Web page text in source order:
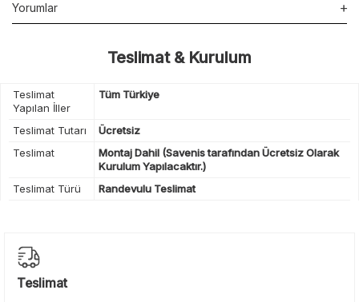
Yorumlar
Teslimat & Kurulum
Teslimat
Yapılan İller
Tüm Türkiye
Teslimat Tutarı
Ücretsiz
Teslimat
Montaj Dahil (Savenis tarafından Ücretsiz Olarak
Kurulum Yapılacaktır.)
Teslimat Türü
Randevulu Teslimat
Teslimat